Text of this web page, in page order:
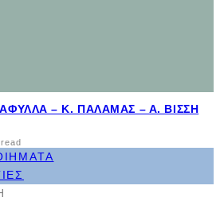
– Κ. ΠΑΛΑΜΆΣ – Α. ΒΊΣΣΗ